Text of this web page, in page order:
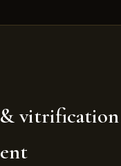
& vitrification